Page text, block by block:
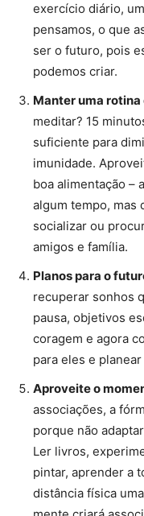
exercício diário,
pensamos, o que
ser o futuro, pois
podemos criar.
Manter uma
meditar? 15
suficiente para
imunidade.
boa alimentação –
algum tempo, mas
socializar ou
amigos e família.
Planos para o
recuperar sonhos
pausa, objetivos
coragem e agora
para eles e
Aproveite o
associações, a
porque não
Ler livros,
pintar, aprender a
distância física